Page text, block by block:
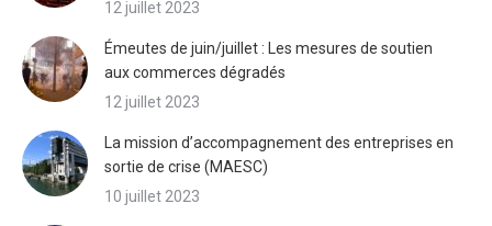
12 juillet 2023
Émeutes de juin/juillet : Les mesures de soutien
aux commerces dégradés
12 juillet 2023
La mission d’accompagnement des entreprises en
sortie de crise (MAESC)
10 juillet 2023